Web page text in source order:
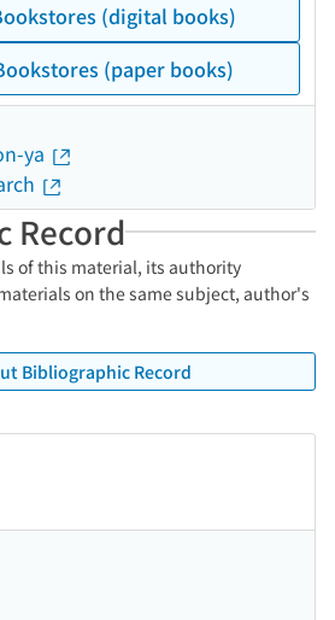
(digital books)
(paper books)
ya
Record
of this material, its authority
on the same subject, author's
Bibliographic Record